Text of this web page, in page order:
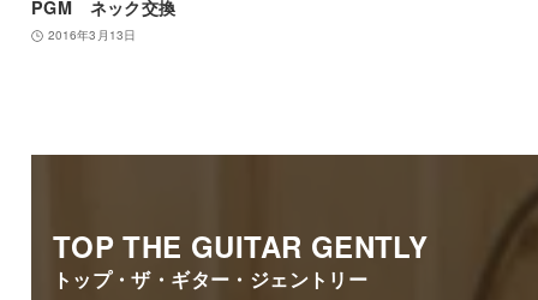
PGM ネック交換
2016年3月13日
TOP THE GUITAR GENTLY
トップ・ザ・ギター・ジェントリー